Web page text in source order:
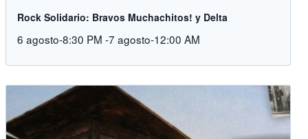
Rock Solidario: Bravos Muchachitos! y Delta
6 agosto-8:30 PM -7 agosto-12:00 AM